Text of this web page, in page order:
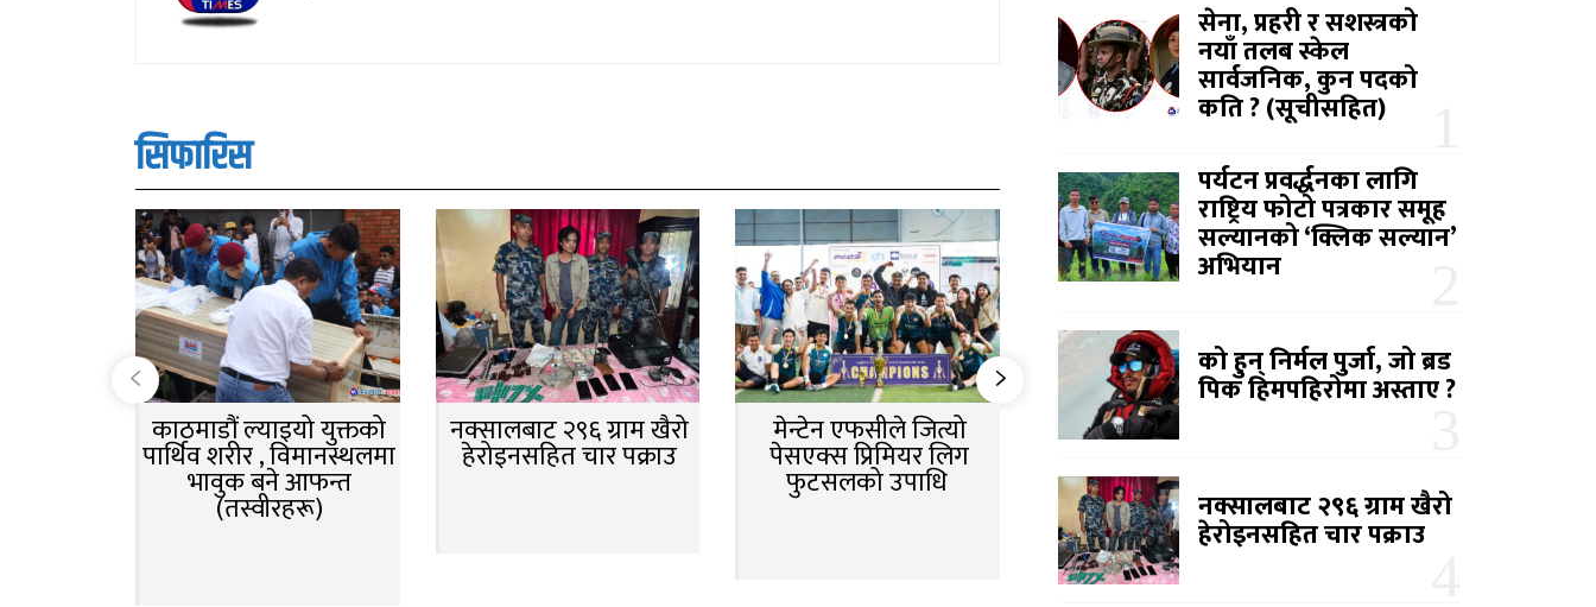
सिफारिस
काठमाडौं ल्याइयो युक्तको
पार्थिव शरीर , विमानस्थलमा
भावुक बने आफन्त
(तस्वीरहरू)
नक्सालबाट २९६ ग्राम खैरो
हेरोइनसहित चार पक्राउ
मेन्टेन एफसीले जित्यो
पेसएक्स प्रिमियर लिग
फुटसलको उपाधि
सेना, प्रहरी र सशस्त्रको
नयाँ तलब स्केल
सार्वजनिक, कुन पदको
कति ? (सूचीसहित)
पर्यटन प्रवर्द्धनका लागि
राष्ट्रिय फोटो पत्रकार समूह
सल्यानको ‘क्लिक सल्यान’
अभियान
को हुन् निर्मल पुर्जा, जो ब्रड
पिक हिमपहिरोमा अस्ताए ?
नक्सालबाट २९६ ग्राम खैरो
हेरोइनसहित चार पक्राउ